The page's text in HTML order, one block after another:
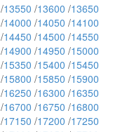
/13550 /13600 /13650
/14000 /14050 /14100
/14450 /14500 /14550
/14900 /14950 /15000
/15350 /15400 /15450
/15800 /15850 /15900
/16250 /16300 /16350
/16700 /16750 /16800
/17150 /17200 /17250